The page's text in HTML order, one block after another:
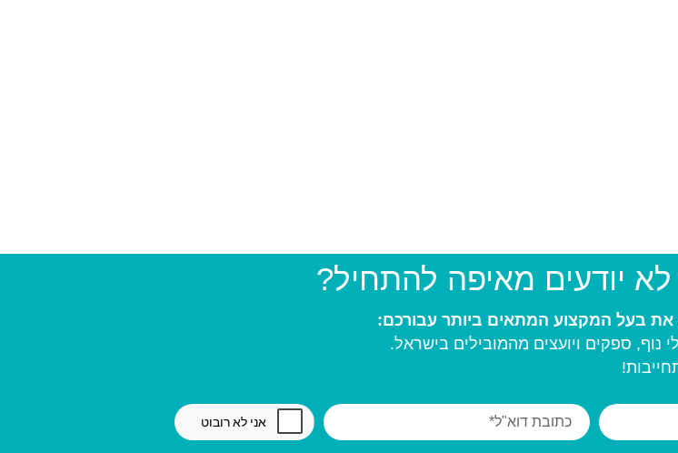
יודעים מאיפה להתחיל?
נוף, ספקים ויועצים מהמובילים בישראל.